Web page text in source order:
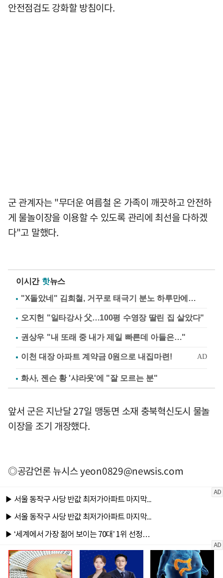
안전점검도 강화할 방침이다.
군 관계자는 "무더운 여름철 온 가족이 깨끗하고 안전하
게 물놀이장을 이용할 수 있도록 관리에 최선을 다하겠
다"고 말했다.
이시간 핫뉴스
"X돌았네" 김희철, 거꾸로 태극기 분노 하루만에…
오지헌 "일타강사 父…100평 수영장 딸린 집 살았다"
권상우 "내 또래 중 내가 제일 빠른데 아들은…"
화사, 젠슨 황 '샤라웃'에 "잘 모르는 분"
앞서 군은 지난달 27일 맹동면 소재 충북혁신도시 물놀
이장을 조기 개장했다.
◎공감언론 뉴시스yeon0829@newsis.com